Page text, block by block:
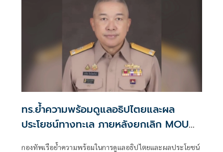
ทร.ย้ำความพร้อมดูแลอธิปไตยและผล
ประโยชน์ทางทะเล ภายหลังยกเลิก MOU
กองทัพเรือย้ำความพร้อมในการดูแลอธิปไตยและผลประโยชน์